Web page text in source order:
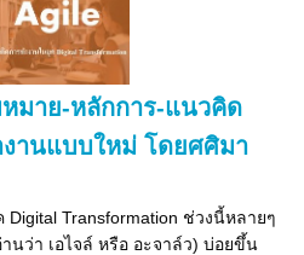
มาย-หลักการ-แนวคิด
านแบบใหม่ โดยศศิมา
Transformation ช่วงนี้หลายๆ
นว่า เอไจล์ หรือ อะจาล์ว) บ่อยขึ้น